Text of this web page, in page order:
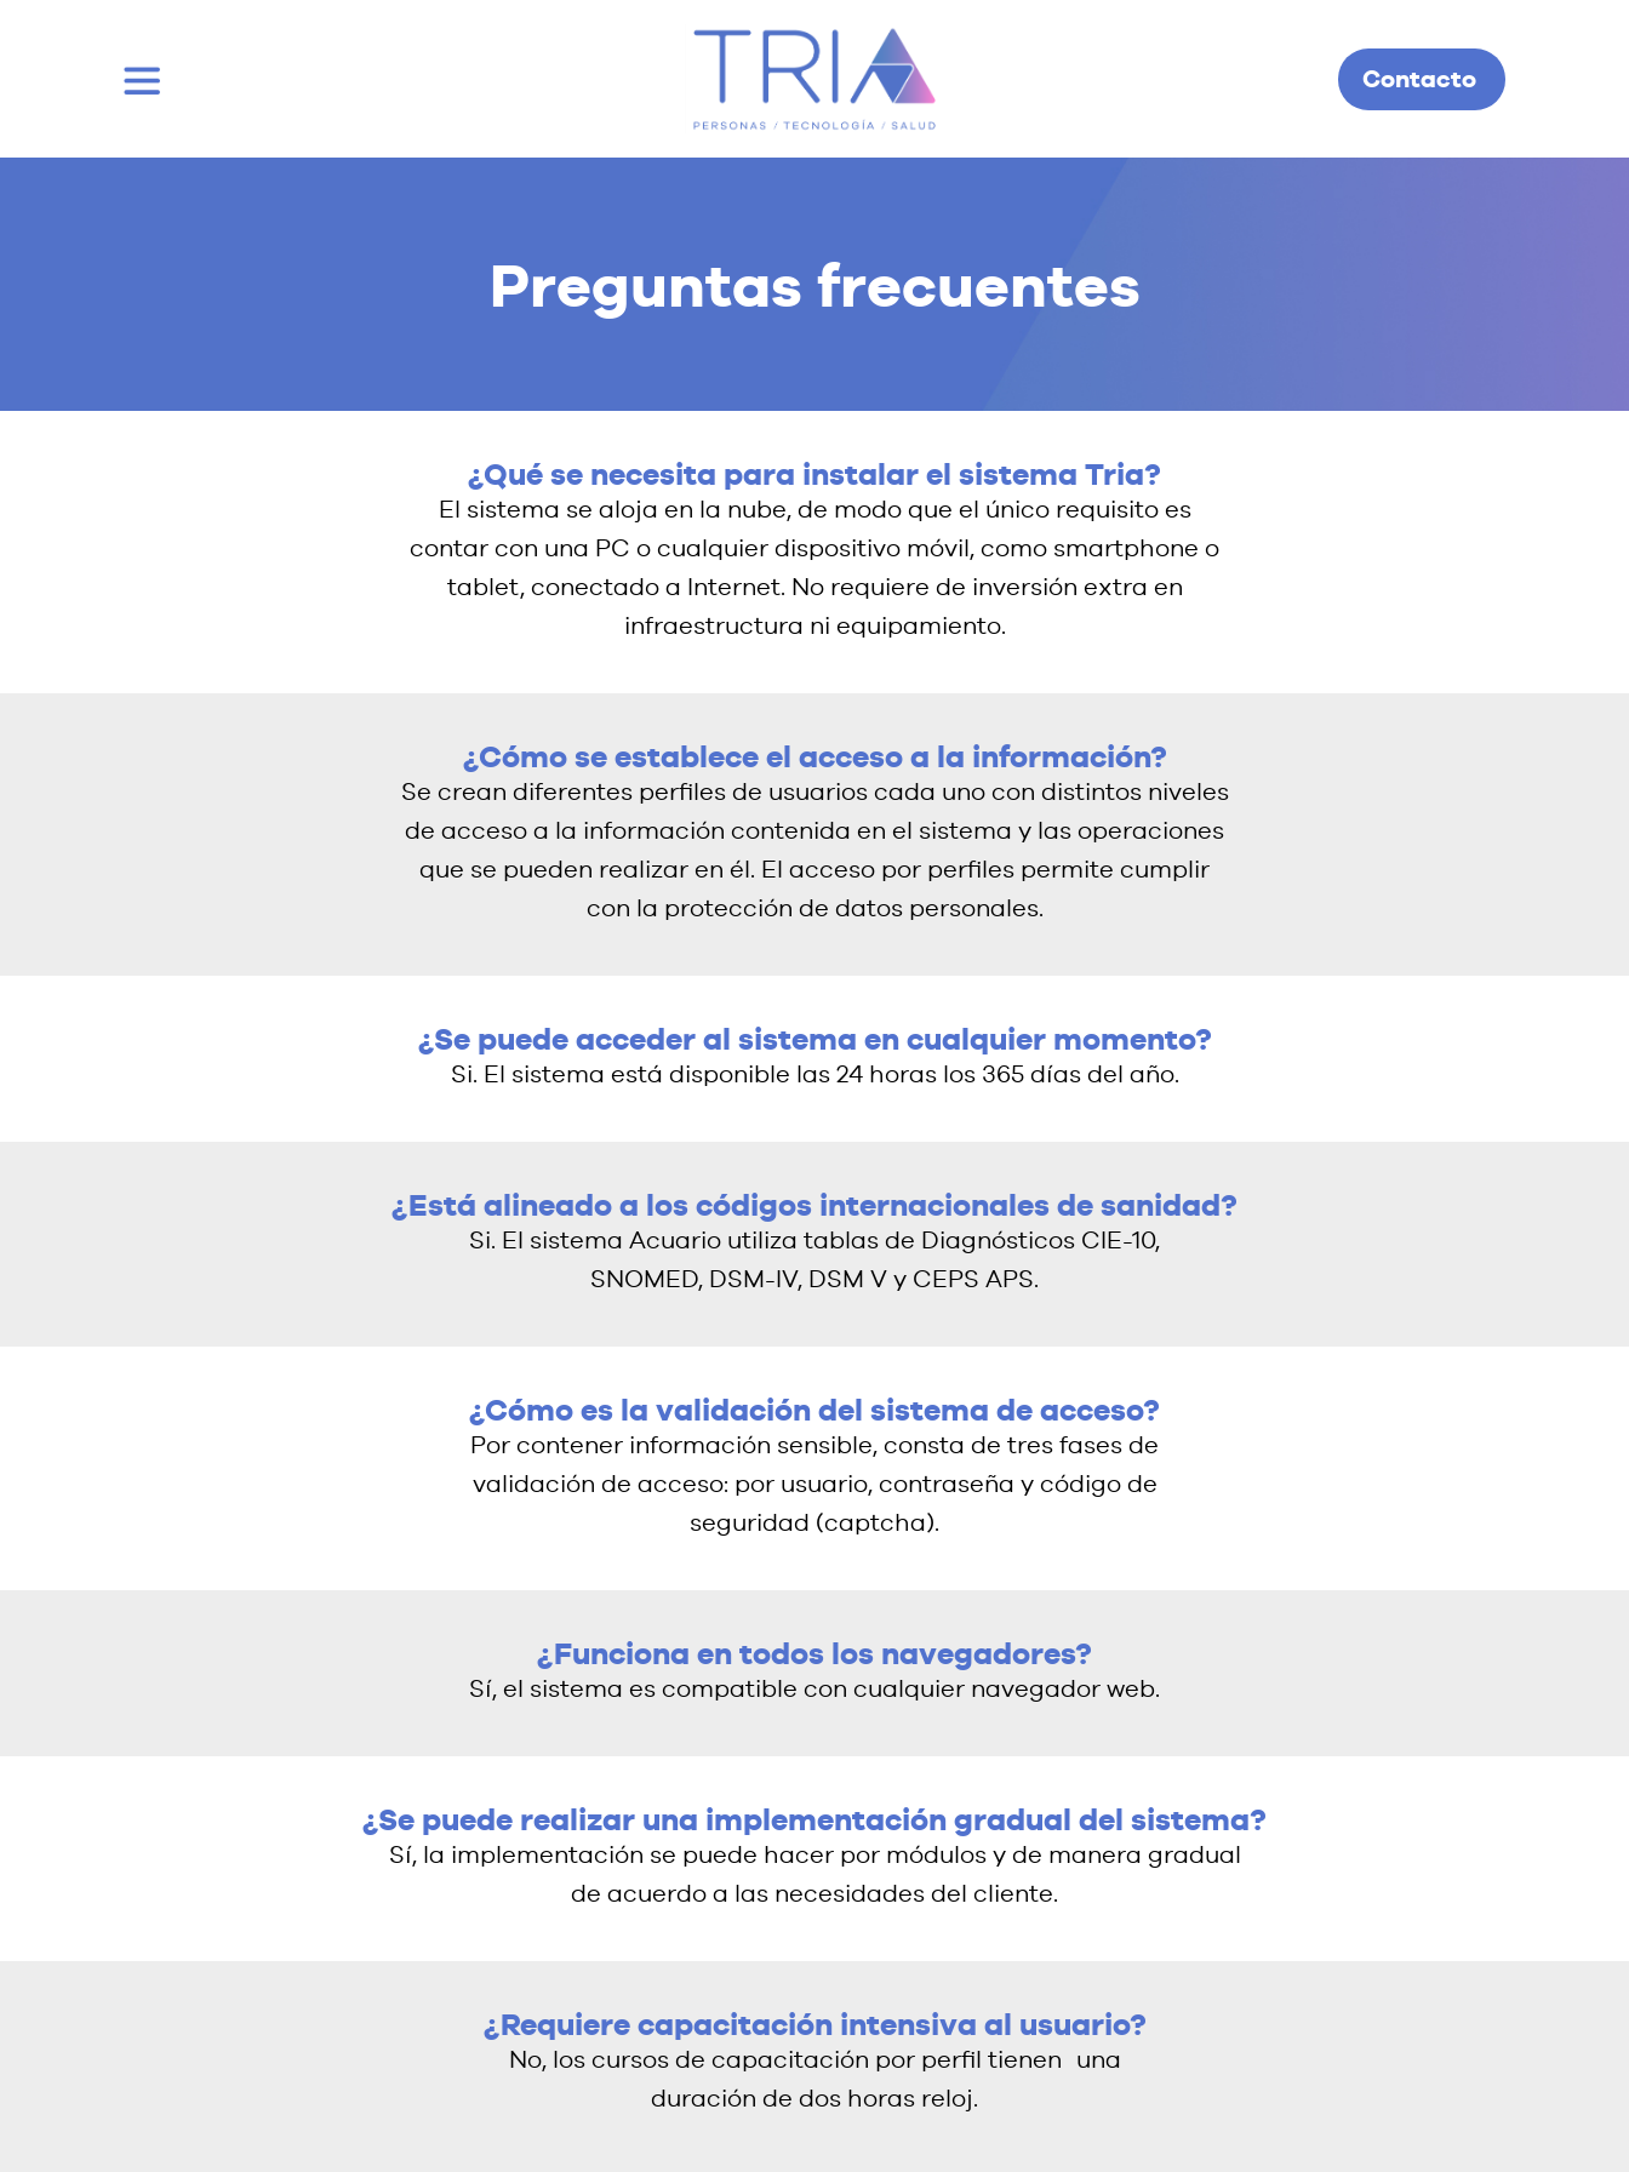
Contacto
Preguntas frecuentes
¿Qué se necesita para instalar el sistema Tria?
El sistema se aloja en la nube, de modo que el único requisito es
contar con una PC o cualquier dispositivo móvil, como smartphone o
tablet, conectado a Internet. No requiere de inversión extra en
infraestructura ni equipamiento.
¿Cómo se establece el acceso a la información?
Se crean diferentes perfiles de usuarios cada uno con distintos niveles
de acceso a la información contenida en el sistema y las operaciones
que se pueden realizar en él. El acceso por perfiles permite cumplir
con la protección de datos personales.
¿Se puede acceder al sistema en cualquier momento?
Si. El sistema está disponible las 24 horas los 365 días del año.
¿Está alineado a los códigos internacionales de sanidad?
Si. El sistema Acuario utiliza tablas de Diagnósticos CIE-10,
SNOMED, DSM-IV, DSM V y CEPS APS.
¿Cómo es la validación del sistema de acceso?
Por contener información sensible, consta de tres fases de
validación de acceso: por usuario, contraseña y código de
seguridad (captcha).
¿Funciona en todos los navegadores?
Sí, el sistema es compatible con cualquier navegador web.
¿Se puede realizar una implementación gradual del sistema?
Sí, la implementación se puede hacer por módulos y de manera gradual
de acuerdo a las necesidades del cliente.
¿Requiere capacitación intensiva al usuario?
No, los cursos de capacitación por perfil tienen una
duración de dos horas reloj.